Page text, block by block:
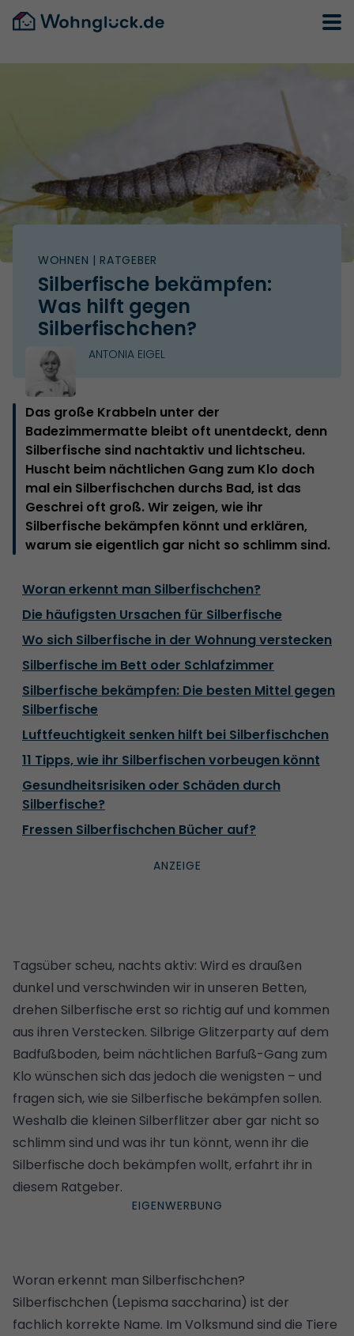
WOHNEN | RATGEBER
Silberfische bekämpfen:
Was hilft gegen
Silberfischchen?
ANTONIA EIGEL
Das große Krabbeln unter der
Badezimmermatte bleibt oft unentdeckt, denn
Silberfische sind nachtaktiv und lichtscheu.
Huscht beim nächtlichen Gang zum Klo doch
mal ein Silberfischchen durchs Bad, ist das
Geschrei oft groß. Wir zeigen, wie ihr
Silberfische bekämpfen könnt und erklären,
warum sie eigentlich gar nicht so schlimm sind.
Woran erkennt man Silberfischchen?
Die häufigsten Ursachen für Silberfische
Wo sich Silberfische in der Wohnung verstecken
Silberfische im Bett oder Schlafzimmer
Silberfische bekämpfen: Die besten Mittel gegen
Silberfische
Luftfeuchtigkeit senken hilft bei Silberfischchen
11 Tipps, wie ihr Silberfischen vorbeugen könnt
Gesundheitsrisiken oder Schäden durch
Silberfische?
Fressen Silberfischchen Bücher auf?
Tagsüber scheu, nachts aktiv: Wird es draußen
dunkel und verschwinden wir in unseren Betten,
drehen Silberfische erst so richtig auf und kommen
aus ihren Verstecken. Silbrige Glitzerparty auf dem
Badfußboden, beim nächtlichen Barfuß-Gang zum
Klo wünschen sich das jedoch die wenigsten – und
fragen sich, wie sie Silberfische bekämpfen sollen.
Weshalb die kleinen Silberflitzer aber gar nicht so
schlimm sind und was ihr tun könnt, wenn ihr die
Silberfische doch bekämpfen wollt, erfahrt ihr in
diesem Ratgeber.
Woran erkennt man Silberfischchen?
Silberfischchen (Lepisma saccharina) ist der
fachlich korrekte Name. Im Volksmund sind die Tiere